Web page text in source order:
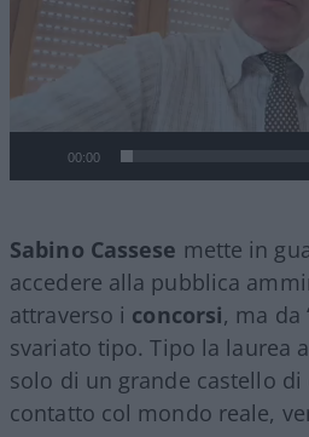
00:00
Sabino Cassese mette in
accedere alla pubblica
attraverso i concorsi, ma da
svariato tipo. Tipo la laurea
solo di un grande castello
contatto col mondo reale,